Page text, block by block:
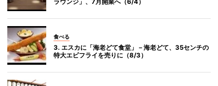
食べる
3. エスカに「海老どて食堂」－海老どて、35センチの
特大エビフライを売りに（8/3）